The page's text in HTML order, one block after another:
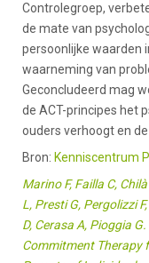
Controlegroep,
de mate van
persoonlijke waarden
waarneming van
Geconcludeerd mag
de ACT-principes het
ouders verhoogt en
Bron: Kenniscentrum
Marino F, Failla C,
L, Presti G, Pergolizzi
D, Cerasa A, Pioggia
Commitment Therapy